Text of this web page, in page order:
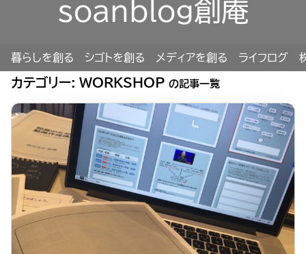
soanblog創庵
暮らしを創る シゴトを創る メディアを創る ライフログ
カテゴリー: WORKSHOP の記事一覧